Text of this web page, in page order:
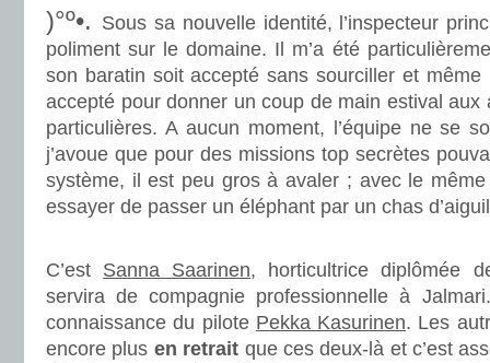
)°º•. Sous sa nouvelle identité, l’inspecteur
poliment sur le domaine. Il m’a été
son baratin soit accepté sans sourciller et même
accepté pour donner un coup de main estival
particulières. A aucun moment, l’équipe ne se
j’avoue que pour des missions top secrètes
système, il est peu gros à avaler ; avec le
essayer de passer un éléphant par un chas
C’est Sanna Saarinen, horticultrice diplômée
servira de compagnie professionnelle à
connaissance du pilote Pekka Kasurinen. Les
encore plus en retrait que ces deux-là et c’est